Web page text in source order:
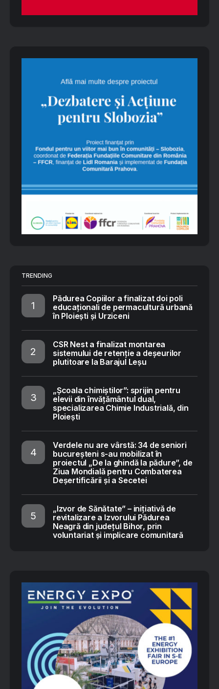
TRENDING
Pădurea Copiilor a finalizat doi poli
educaționali de permacultură urbană
în Ploiești și Urziceni
CSR Nest a finalizat montarea
sistemului de retenție a deșeurilor
plutitoare la Barajul Leșu
„Școala chimiștilor”: sprijin pentru
elevii din învățământul dual,
specializarea Chimie Industrială, din
Ploiești
Verdele nu are vârstă: 34 de seniori
bucureșteni s-au mobilizat în
proiectul „De la ghindă la pădure”, de
Ziua Mondială pentru Combaterea
Deșertificării și a Secetei
„Izvor de Sănătate” – inițiativă de
revitalizare a Izvorului Pădurea
Neagră din județul Bihor, prin
voluntariat și implicare comunitară